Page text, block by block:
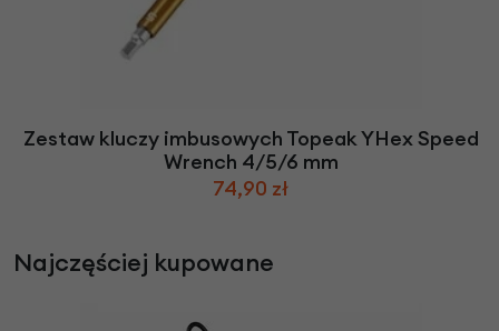
Zestaw kluczy imbusowych Topeak YHex Speed
Wrench 4/5/6 mm
74,90 zł
Najczęściej kupowane